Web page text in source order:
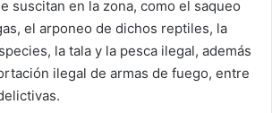
suscitan en la zona, como el saqueo
el arponeo de dichos reptiles, la
la tala y la pesca ilegal, además
ilegal de armas de fuego, entre